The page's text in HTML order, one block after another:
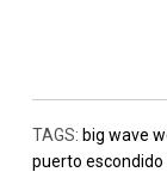
TAGS: big wave
puerto escondido